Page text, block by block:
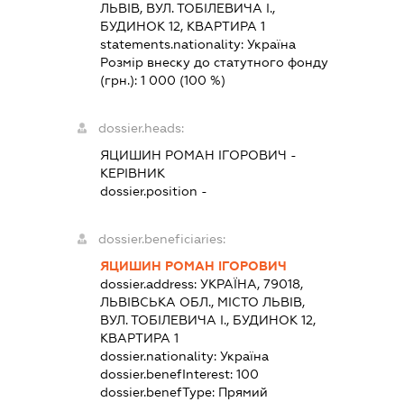
ЛЬВІВ, ВУЛ. ТОБІЛЕВИЧА І.,
БУДИНОК 12, КВАРТИРА 1
statements.nationality:Україна
Розмір внеску до статутного фонду
(грн.):1 000 (100 %)
dossier.heads:
ЯЦИШИН РОМАН ІГОРОВИЧ -
КЕРІВНИК
dossier.position -
dossier.beneficiaries:
ЯЦИШИН РОМАН ІГОРОВИЧ
dossier.address:УКРАЇНА, 79018,
ЛЬВІВСЬКА ОБЛ., МІСТО ЛЬВІВ,
ВУЛ. ТОБІЛЕВИЧА І., БУДИНОК 12,
КВАРТИРА 1
dossier.nationality:Україна
dossier.benefInterest:100
dossier.benefType: Прямий